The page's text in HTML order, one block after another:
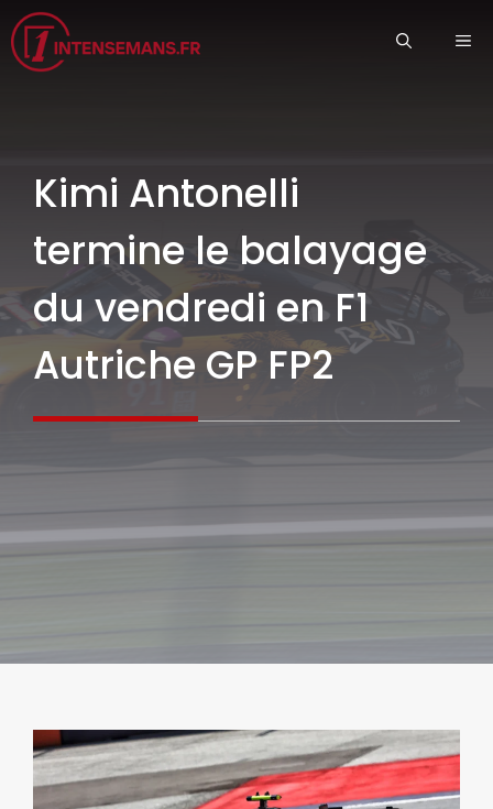
Aller
au
contenu
Kimi Antonelli
termine le balayage
du vendredi en F1
Autriche GP FP2